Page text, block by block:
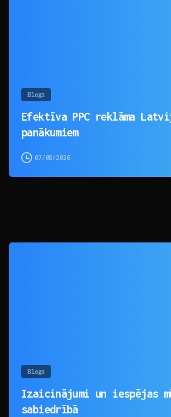
Blogs
Efektīva PPC reklāma
panākumiem
07/08/2026
Blogs
Izaicinājumi un iespējas
sabiedrībā